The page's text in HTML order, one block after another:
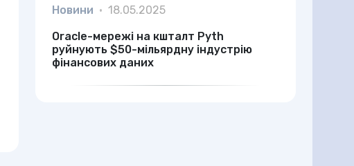
Новини • 18.05.2025
Oracle-мережі на кшталт Pyth
руйнують $50-мільярдну індустрію
фінансових даних